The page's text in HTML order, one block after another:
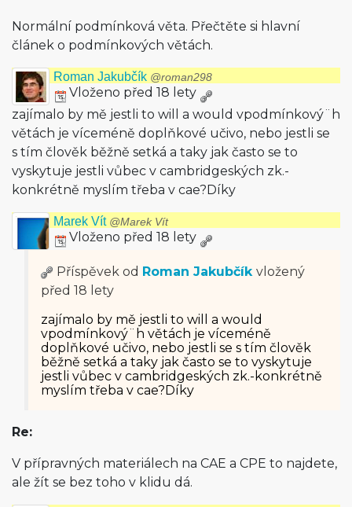
Normální podmínková věta. Přečtěte si hlavní
článek o podmínkových větách.
Roman Jakubčík @roman298
Vloženo před 18 lety
zajímalo by mě jestli to will a would vpodmínkový¨h
větách je víceméně doplňkové učivo, nebo jestli se
s tím člověk běžně setká a taky jak často se to
vyskytuje jestli vůbec v cambridgeských zk.-
konkrétně myslím třeba v cae?Díky
Marek Vít @Marek Vít
Vloženo před 18 lety
Příspěvek od Roman Jakubčík vložený
před 18 lety
zajímalo by mě jestli to will a would
vpodmínkový¨h větách je víceméně
doplňkové učivo, nebo jestli se s tím člověk
běžně setká a taky jak často se to vyskytuje
jestli vůbec v cambridgeských zk.-konkrétně
myslím třeba v cae?Díky
Re:
V přípravných materiálech na CAE a CPE to najdete,
ale žít se bez toho v klidu dá.